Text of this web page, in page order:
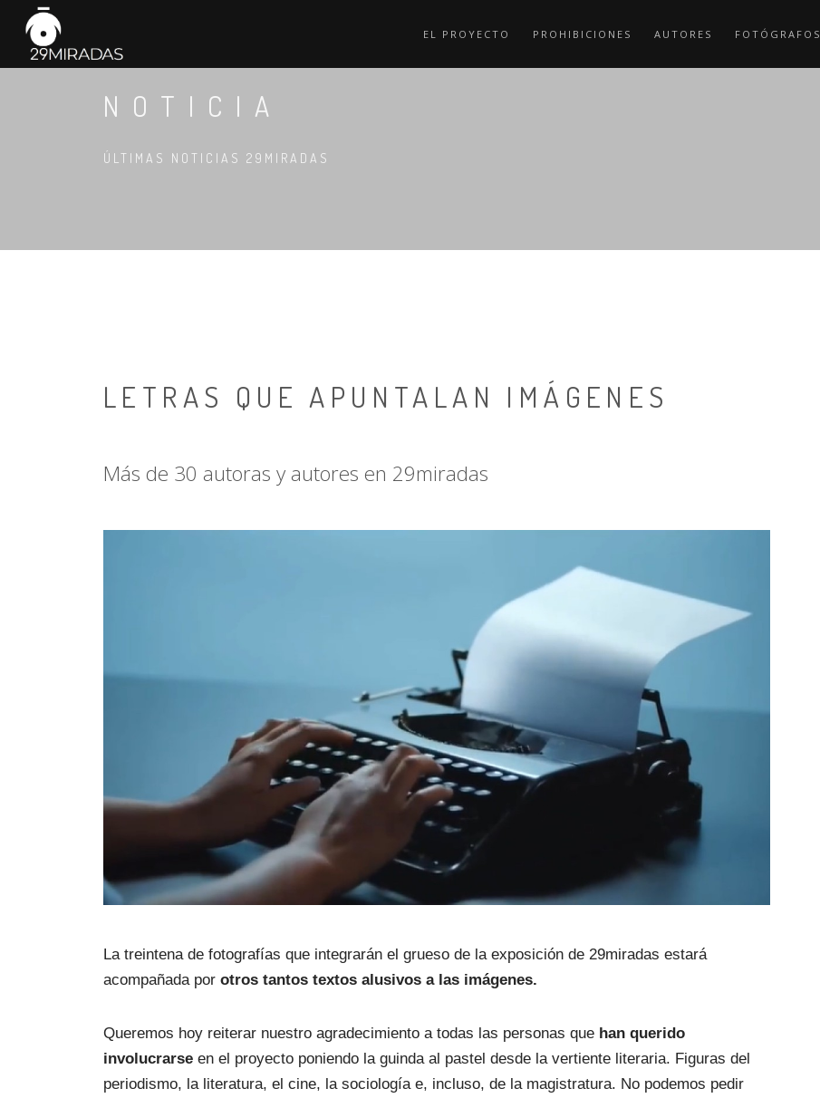
EL PROYECTO PROHIBICIONES AUTORES FOTÓGRAFOS
NOTICIA
ÚLTIMAS NOTICIAS 29MIRADAS
LETRAS QUE APUNTALAN IMÁGENES
Más de 30 autoras y autores en 29miradas
La treintena de fotografías que integrarán el grueso de la exposición de 29miradas estará
acompañada por otros tantos textos alusivos a las imágenes.
Queremos hoy reiterar nuestro agradecimiento a todas las personas que han querido
involucrarse en el proyecto poniendo la guinda al pastel desde la vertiente literaria. Figuras del
periodismo, la literatura, el cine, la sociología e, incluso, de la magistratura. No podemos pedir